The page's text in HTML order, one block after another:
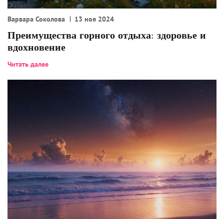
Варвара Соколова 13 ноя 2024
Преимущества горного отдыха: здоровье и
вдохновение
Читать далее